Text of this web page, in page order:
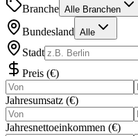
Branche Alle Branchen
Bundesland Alle
Stadt
Preis (€)
Jahresumsatz (€)
Jahresnettoeinkommen (€)